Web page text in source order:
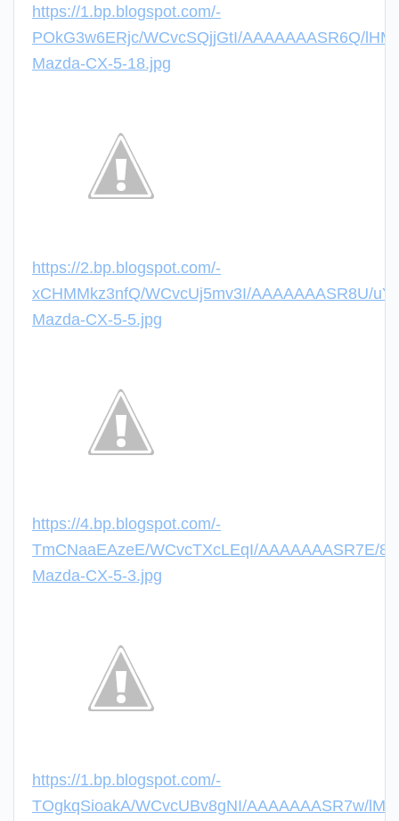
https://1.bp.blogspot.com/-
POkG3w6ERjc/WCvcSQjjGtI/AAAAAAASR6Q/
Mazda-CX-5-18.jpg
https://2.bp.blogspot.com/-
xCHMMkz3nfQ/WCvcUj5mv3I/AAAAAAASR8U/
Mazda-CX-5-5.jpg
https://4.bp.blogspot.com/-
TmCNaaEAzeE/WCvcTXcLEqI/AAAAAAASR7E/
Mazda-CX-5-3.jpg
https://1.bp.blogspot.com/-
TOgkqSioakA/WCvcUBv8gNI/AAAAAAASR7w/